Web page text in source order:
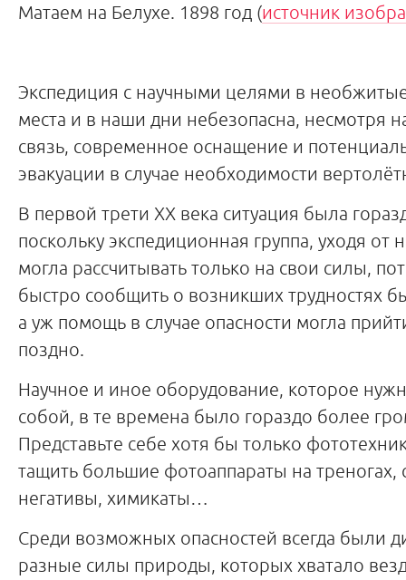
Матаем на Белухе. 1898 год (источник
Экспедиция с научными целями в
места и в наши дни небезопасна, несмотря
связь, современное оснащение и
эвакуации в случае необходимости
В первой трети ХХ века ситуация была
поскольку экспедиционная группа, уходя от
могла рассчитывать только на свои силы,
быстро сообщить о возникших трудностях
а уж помощь в случае опасности могла
поздно.
Научное и иное оборудование, которое
собой, в те времена было гораздо более
Представьте себе хотя бы только
тащить большие фотоаппараты на треногах,
негативы, химикаты…
Среди возможных опасностей всегда были
разные силы природы, которых хватало